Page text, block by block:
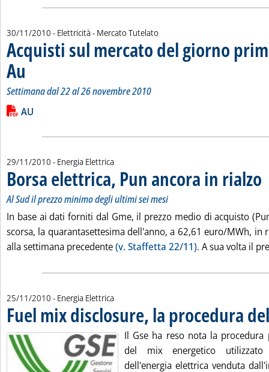
30/11/2010 - Elettricità - Mercato Tutelato
Acquisti sul mercato del giorno
Au . Sottotitolo: Settimana dal 22 al 26 novembre 2010
. Pubblicata martedì 30 novembre 2010 alle 14.43.
Settimana dal 22 al 26 novembre 2010
Leggi tutta la notizia: 'Acquisti sul mercato del giorno prima
Lista allegati PDF alla notizia
AU
29/11/2010 - Energia Elettrica
Borsa elettrica, Pun ancora in rialzo
Al Sud il prezzo minimo degli ultimi sei mesi
In base ai dati forniti dal Gme, il prezzo medio di acquisto
scorsa, la quarantasettesima dell'anno, a 62,61 euro/MWh, in
alla settimana precedente(v. Staffetta 22/11). A sua volta il
25/11/2010 - Energia Elettrica
Fuel mix disclosure, la procedura
Il Gse ha reso nota la procedura
del mix energetico
dell'energia elettrica venduta